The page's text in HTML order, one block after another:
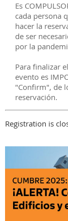
Es
cada persona
hacer la
de ser
por la
Para finalizar
evento es
"Confirm", de
reservación.
Registration is